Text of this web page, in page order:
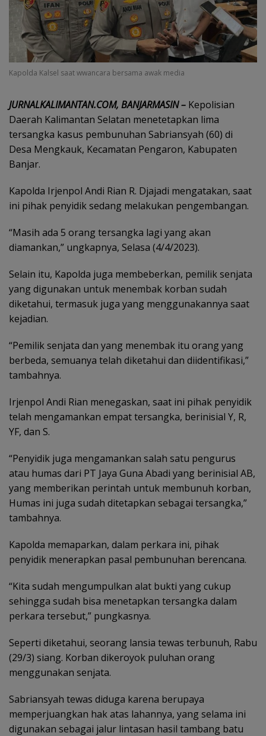
Kapolda Kalsel saat wwancara bersama awak media
JURNALKALIMANTAN.COM, BANJARMASIN – Kepolisian
Daerah Kalimantan Selatan menetetapkan lima
tersangka kasus pembunuhan Sabriansyah (60) di
Desa Mengkauk, Kecamatan Pengaron, Kabupaten
Banjar.
Kapolda Irjenpol Andi Rian R. Djajadi mengatakan, saat
ini pihak penyidik sedang melakukan pengembangan.
“Masih ada 5 orang tersangka lagi yang akan
diamankan,” ungkapnya, Selasa (4/4/2023).
Selain itu, Kapolda juga membeberkan, pemilik senjata
yang digunakan untuk menembak korban sudah
diketahui, termasuk juga yang menggunakannya saat
kejadian.
“Pemilik senjata dan yang menembak itu orang yang
berbeda, semuanya telah diketahui dan diidentifikasi,”
tambahnya.
Irjenpol Andi Rian menegaskan, saat ini pihak penyidik
telah mengamankan empat tersangka, berinisial Y, R,
YF, dan S.
“Penyidik juga mengamankan salah satu pengurus
atau humas dari PT Jaya Guna Abadi yang berinisial AB,
yang memberikan perintah untuk membunuh korban,
Humas ini juga sudah ditetapkan sebagai tersangka,”
tambahnya.
Kapolda memaparkan, dalam perkara ini, pihak
penyidik menerapkan pasal pembunuhan berencana.
“Kita sudah mengumpulkan alat bukti yang cukup
sehingga sudah bisa menetapkan tersangka dalam
perkara tersebut,” pungkasnya.
Seperti diketahui, seorang lansia tewas terbunuh, Rabu
(29/3) siang. Korban dikeroyok puluhan orang
menggunakan senjata.
Sabriansyah tewas diduga karena berupaya
memperjuangkan hak atas lahannya, yang selama ini
digunakan sebagai jalur lintasan hasil tambang batu